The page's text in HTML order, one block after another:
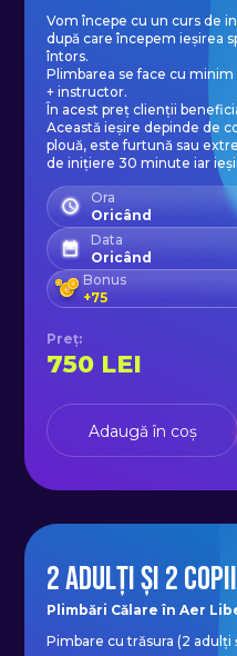
Vom începe cu un curs de
după care începem ieșirea
întors.
Plimbarea se face cu
+ instructor.
În acest preț clienții
Această ieșire depinde de
plouă, este furtună sau
de inițiere 30 minute iar
Ora
Oricând
Data
Oricând
Bonus
+75
Preț:
750 LEI
Adaugă în coș
2 ADULȚI ȘI 2 COPII
Plimbări Călare în Aer
Pimbare cu trăsura (2 adulți